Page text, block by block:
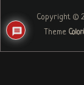
Copyright ©
Theme